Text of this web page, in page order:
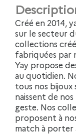
Créé en 2014, yay défend le savoir-faire artisanal
sur le secteur
collections
fabriquées par
Yay propose
au quotidien.
tous nos
naissent de
geste. Nos
proposent à
match à porter